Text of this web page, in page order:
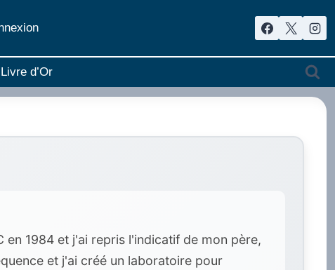
Livre d’Or
en 1984 et j'ai repris l'indicatif de mon père,
et j'ai créé un laboratoire pour